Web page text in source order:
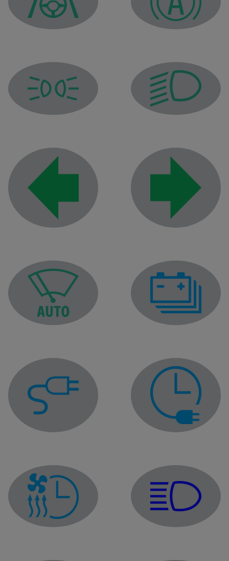
Предупредителен индикатор за системата за
Предупредителен
Индикатор на габаритните светлини
Индикатор за къси
Индикатор за левия мигач Индикатор за
Предупредителен индикатор за функцията
Предупредителен
Индикатор за включване на кабела за зареждане
Предупредителен
Индикатор за програмиране на климатик
Индикатор за дълги